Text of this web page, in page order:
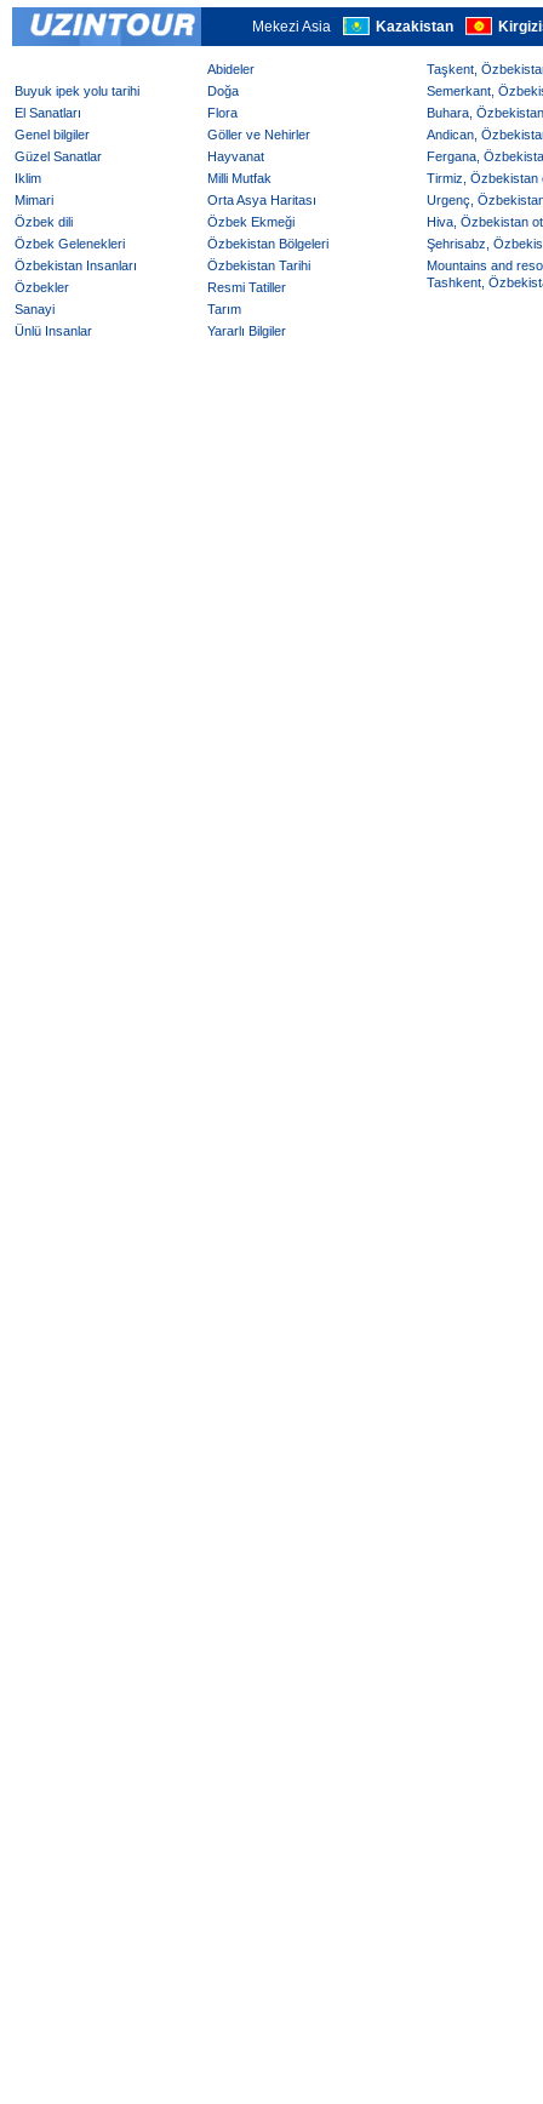
Mekezi Asia Kazakistan
Abideler
Buyuk ipek yolu tarihi
Doğa
El Sanatları
Flora
Genel bilgiler
Göller ve Nehirler
Güzel Sanatlar
Hayvanat
Iklim
Milli Mutfak
Mimari
Orta Asya Haritası
Özbek dili
Özbek Ekmeği
Özbek Gelenekleri
Özbekistan Bölgeleri
Özbekistan Insanları
Özbekistan Tarihi
Özbekler
Resmi Tatiller
Sanayi
Tarım
Ünlü Insanlar
Yararlı Bilgiler
Taşkent,
Semerkant,
Buhara,
Andican,
Fergana,
Tirmiz, Özbekistan
Urgenç,
Hiva, Özbekistan
Şehrisabz,
Mountains and
Tashkent,